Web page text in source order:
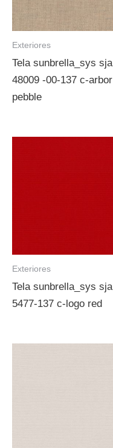
Exteriores
Tela sunbrella_sys sja
48009 -00-137 c-arbor
pebble
Exteriores
Tela sunbrella_sys sja
5477-137 c-logo red